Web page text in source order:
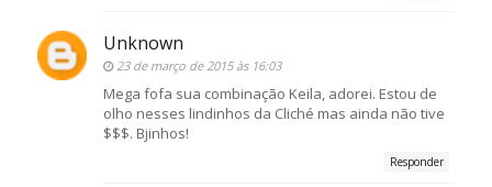
Unknown
23 de março de 2015 às 16:03
Mega fofa sua combinação Keila, adorei. Estou de
olho nesses lindinhos da Cliché mas ainda não tive
$$$. Bjinhos!
Responder